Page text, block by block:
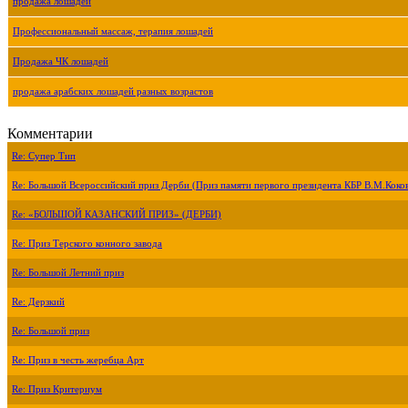
Профессиональный массаж, терапия лошадей
Продажа ЧК лошадей
продажа арабских лошадей разных возрастов
Комментарии
Re: Супер Тип
Re: Большой Всероссийский приз Дерби (Приз памяти первого президента КБР
Re: «БОЛЬШОЙ КАЗАНСКИЙ ПРИЗ» (ДЕРБИ)
Re: Приз Терского конного завода
Re: Большой Летний приз
Re: Дерзкий
Re: Большой приз
Re: Приз в честь жеребца Арт
Re: Приз Критериум